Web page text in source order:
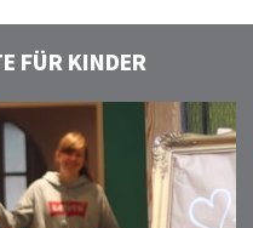
FÜR KINDER